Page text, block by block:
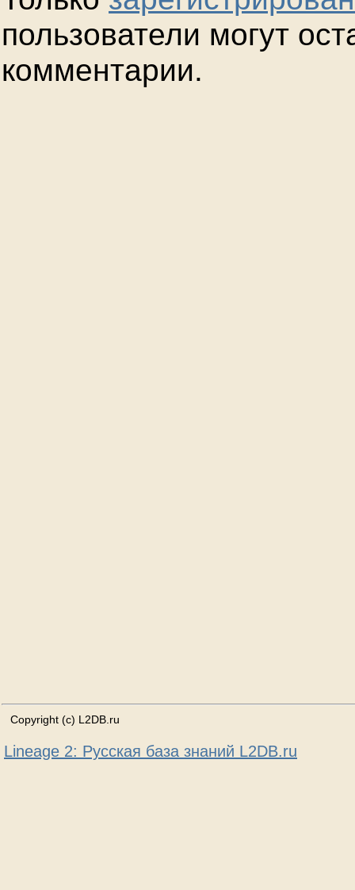
пользователи могут
комментарии.
Copyright (c) L2DB.ru
Lineage 2: Русская база знаний L2DB.ru